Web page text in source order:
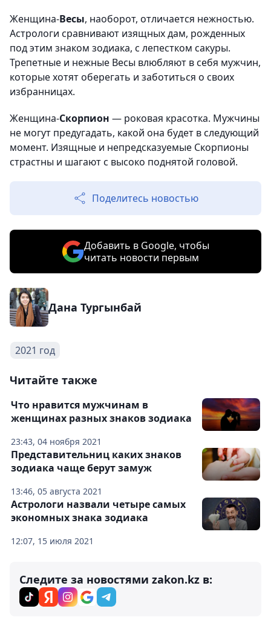
Женщина-Весы, наоборот, отличается нежностью.
Астрологи сравнивают изящных дам, рожденных
под этим знаком зодиака, с лепестком сакуры.
Трепетные и нежные Весы влюбляют в себя мужчин,
которые хотят оберегать и заботиться о своих
избранницах.
Женщина-Скорпион — роковая красотка. Мужчины
не могут предугадать, какой она будет в следующий
момент. Изящные и непредсказуемые Скорпионы
страстны и шагают с высоко поднятой головой.
Поделитесь новостью
Добавить в Google, чтобы
читать новости первым
Дана Тургынбай
2021 год
Читайте также
23:43, 04 ноября 2021
Что нравится мужчинам в
женщинах разных знаков зодиака
13:46, 05 августа 2021
Представительниц каких знаков
зодиака чаще берут замуж
12:07, 15 июля 2021
Астрологи назвали четыре самых
экономных знака зодиака
Следите за новостями zakon.kz в: